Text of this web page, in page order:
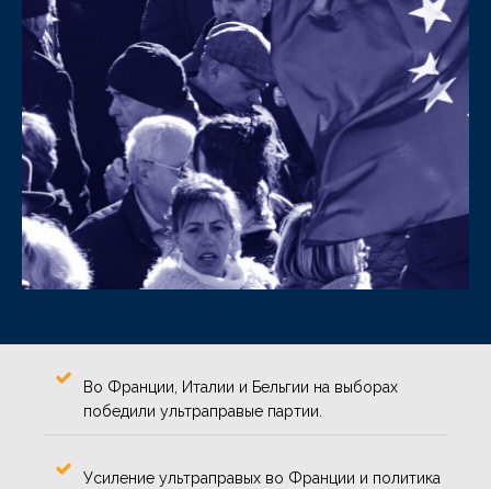
Во Франции, Италии и Бельгии на выборах
победили ультраправые партии.
Усиление ультраправых во Франции и политика